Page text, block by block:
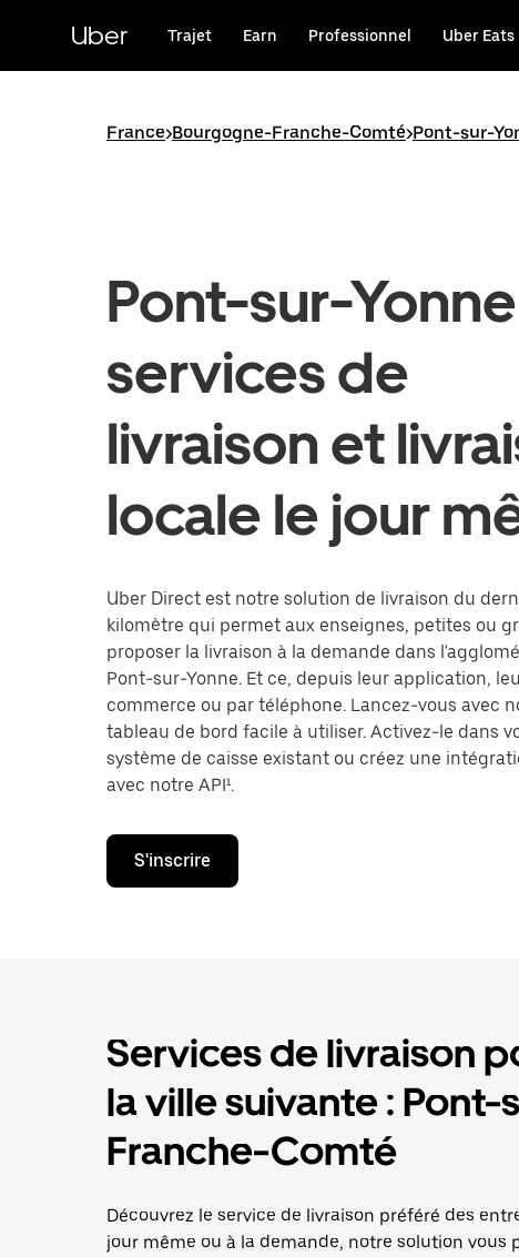
principal
Uber Trajet Earn Professionnel Uber Eats
France>Bourgogne-Franche-Comté>Pont-sur-
Pont-sur-
services de
livraison et
locale le jour
Uber Direct est notre solution de livraison du
kilomètre qui permet aux enseignes, petites ou
proposer la livraison à la demande dans
Pont-sur-Yonne. Et ce, depuis leur application,
commerce ou par téléphone. Lancez-vous avec
tableau de bord facile à utiliser. Activez-le dans
système de caisse existant ou créez une
avec notre API¹.
S'inscrire
Services de livraison
la ville suivante :
Franche-Comté
Découvrez le service de livraison préféré des
jour même ou à la demande, notre solution